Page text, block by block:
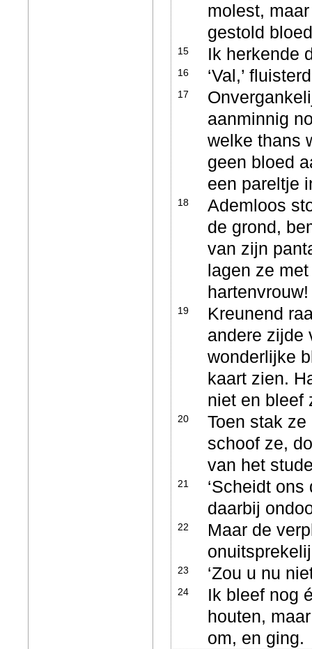
molest,
gestold
15 Ik herkende
16 ‘Val,’
17
aanminnig
welke thans
geen bloed
een pareltje
18
Ademloos
de grond,
van zijn
lagen ze
19
Kreunend
andere zijde
wonderlijke
kaart zien.
niet en
20
Toen stak
schoof ze,
van het
21
‘Scheidt
daarbij
22
Maar de
23 ‘Zou u nu
24
Ik bleef nog
houten,
om, en ging.